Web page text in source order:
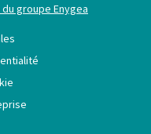
groupe Enygea